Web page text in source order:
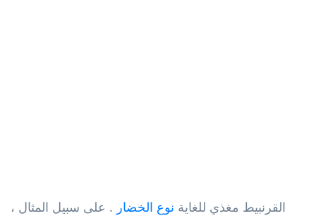
القرنبيط مغذي للغاية نوع الخضار . على سبيل المثال ،